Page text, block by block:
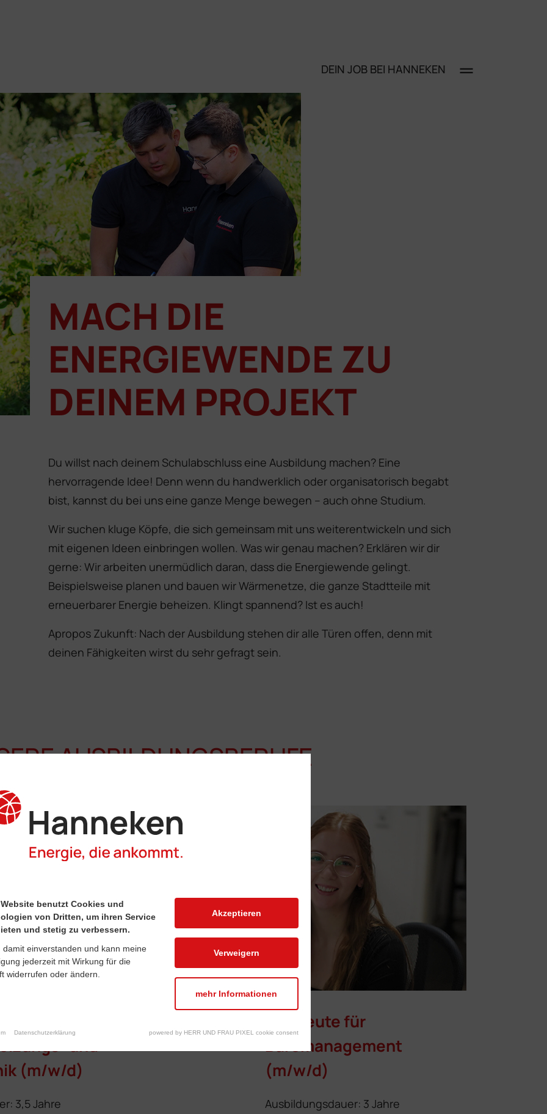
DEIN JOB BEI HANNEKEN
MACH DIE
ENERGIEWENDE ZU
DEINEM PROJEKT
Du willst nach deinem Schulabschluss eine Ausbildung machen? Eine
hervorragende Idee! Denn wenn du handwerklich oder organisatorisch begabt
bist, kannst du bei uns eine ganze Menge bewegen – auch ohne Studium.
Wir suchen kluge Köpfe, die sich gemeinsam mit uns weiterentwickeln und sich
mit eigenen Ideen einbringen wollen. Was wir genau machen? Erklären wir dir
gerne: Wir arbeiten unermüdlich daran, dass die Energiewende gelingt.
Beispielsweise planen und bauen wir Wärmenetze, die ganze Stadtteile mit
erneuerbarer Energie beheizen. Klingt spannend? Ist es auch!
Apropos Zukunft: Nach der Ausbildung stehen dir alle Türen offen, denn mit
deinen Fähigkeiten wirst du sehr gefragt sein.
AUSBILDUNGSBERUFE
und
(m/w/d)
3,5 Jahre
Kaufleute für
Büromanagement
(m/w/d)
Ausbildungsdauer: 3 Jahre
benutzt Cookies und
von Dritten, um ihren Service
und stetig zu verbessern.
damit einverstanden und kann meine
jederzeit mit Wirkung für die
widerrufen oder ändern.
Akzeptieren
Verweigern
mehr Informationen
Datenschutzerklärung powered by HERR UND FRAU PIXEL cookie consent